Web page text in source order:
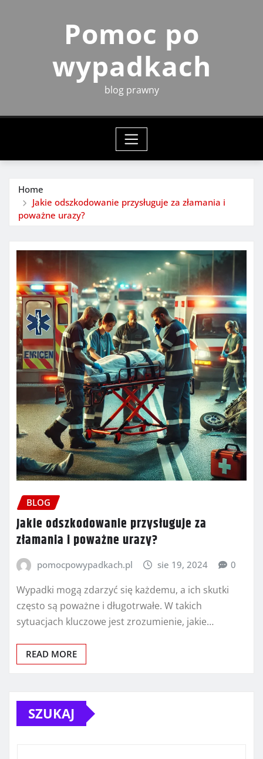
Pomoc po
wypadkach
blog prawny
Home
Jakie odszkodowanie przysługuje za złamania i
poważne urazy?
BLOG
Jakie odszkodowanie przysługuje za
złamania i poważne urazy?
pomocpowypadkach.pl sie 19, 2024 0
Wypadki mogą zdarzyć się każdemu, a ich skutki
często są poważne i długotrwałe. W takich
sytuacjach kluczowe jest zrozumienie, jakie…
READ MORE
SZUKAJ